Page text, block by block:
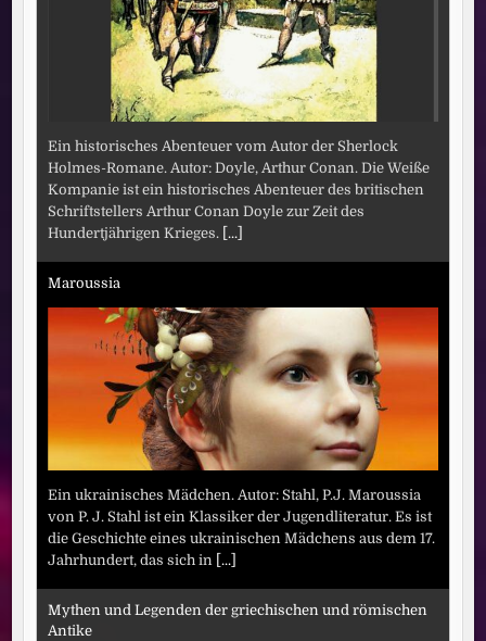
Ein historisches Abenteuer vom Autor der Sherlock
Holmes-Romane. Autor: Doyle, Arthur Conan. Die Weiße
Kompanie ist ein historisches Abenteuer des britischen
Schriftstellers Arthur Conan Doyle zur Zeit des
Hundertjährigen Krieges. [...]
Maroussia
Ein ukrainisches Mädchen. Autor: Stahl, P.J. Maroussia
von P. J. Stahl ist ein Klassiker der Jugendliteratur. Es ist
die Geschichte eines ukrainischen Mädchens aus dem 17.
Jahrhundert, das sich in [...]
Mythen und Legenden der griechischen und römischen
Antike